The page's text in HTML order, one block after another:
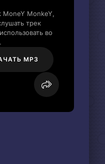
MoneY MonkeY,
трек
во
MP3